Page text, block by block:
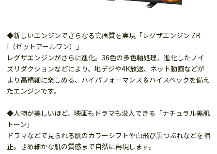
◆新しいエンジンでさらなる高画質を実現「レグザエンジン ZR
I（ゼットアールワン）」
レグザエンジンがさらに進化。36色の多色軸処理、進化したノイ
ズリダクションなどにより、地デジや4K放送、ネット動画などが
より高精細に楽しめる、ハイパフォーマンス＆ハイスペックを備え
たエンジンです。
◆人物が美しいほど、映画もドラマも没入できる「ナチュラル美肌
トーン」
ドラマなどで見られる肌のカラーシフトや白飛び黒つぶれなどを補
正。きめ細かな肌の質感まで自然に再現します。